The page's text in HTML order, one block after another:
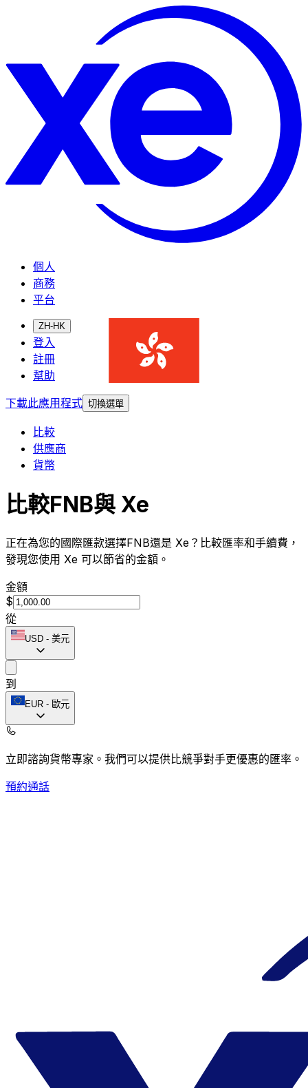
個人
商務
平台
ZH-HK
登入
註冊
幫助
下載此應用程式 切換選單
比較
供應商
貨幣
比較FNB與 Xe
正在為您的國際匯款選擇FNB還是 Xe？比較匯率和手續費，
發現您使用 Xe 可以節省的金額。
金額
$
從
USD - 美元
到
EUR - 歐元
立即諮詢貨幣專家。 我們可以提供比競爭對手更優惠的匯率。
預約通話